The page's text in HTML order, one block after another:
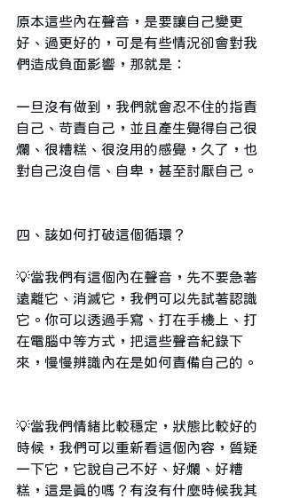
原本這些內在聲音，是要讓自己變更
好、過更好的，可是有些情況卻會對我
們造成負面影響，那就是：
一旦沒有做到，我們就會忍不住的指責
自己、苛責自己，並且產生覺得自己很
爛、很糟糕、很沒用的感覺，久了，也
對自己沒自信、自卑，甚至討厭自己。
四、該如何打破這個循環？
💡當我們有這個內在聲音，先不要急著
遠離它、消滅它，我們可以先試著認識
它。你可以透過手寫、打在手機上、打
在電腦中等方式，把這些聲音紀錄下
來，慢慢辨識內在是如何責備自己的。
💡當我們情緒比較穩定，狀態比較好的
時候，我們可以重新看這個內容，質疑
一下它，它說自己不好、好爛、好糟
糕，這是真的嗎？有沒有什麼時候我其